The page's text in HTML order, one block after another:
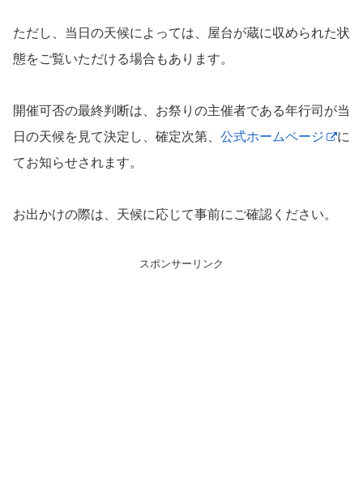
ただし、当日の天候によっては、屋台が蔵に収められた状
態をご覧いただける場合もあります。
開催可否の最終判断は、お祭りの主催者である年行司が当
日の天候を見て決定し、確定次第、 公式ホームページ
に
てお知らせされます。
お出かけの際は、天候に応じて事前にご確認ください。
スポンサーリンク